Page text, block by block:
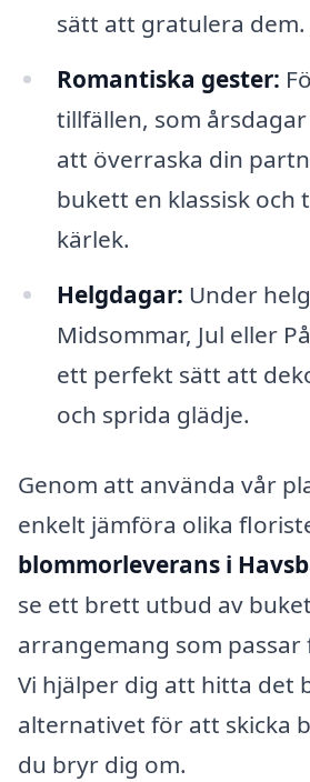
sätt att gratulera dem.
Romantiska gester:
tillfällen, som
att överraska din
bukett en klassisk och
kärlek.
Helgdagar: Under
Midsommar, Jul eller
ett perfekt sätt att
och sprida glädje.
Genom att använda vår
enkelt jämföra olika
blommorleverans i
se ett brett utbud av
arrangemang som
Vi hjälper dig att hitta det
alternativet för att skicka
du bryr dig om.